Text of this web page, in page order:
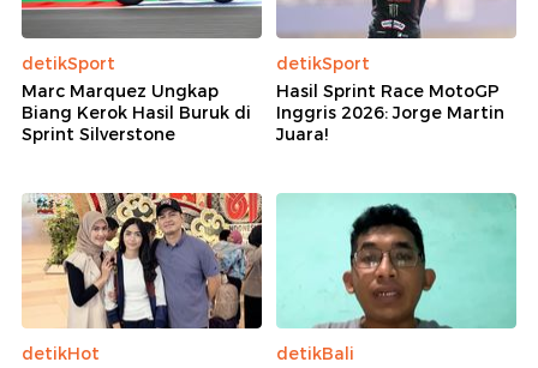
detikSport
Marc Marquez Ungkap
Biang Kerok Hasil Buruk di
Sprint Silverstone
detikSport
Hasil Sprint Race MotoGP
Inggris 2026: Jorge Martin
Juara!
detikHot
detikBali